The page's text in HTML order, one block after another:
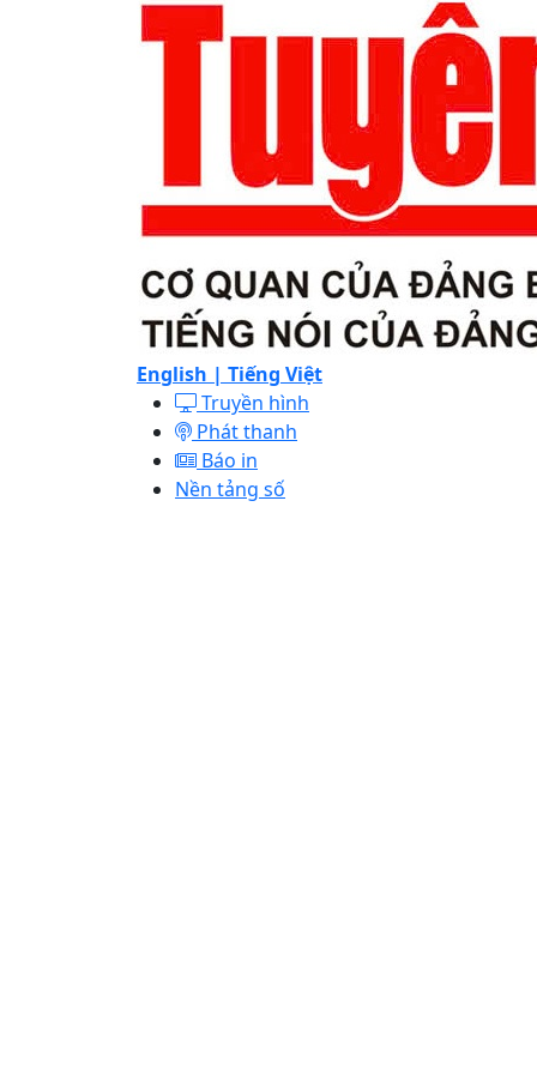
English | Tiếng Việt
Truyền hình
Phát thanh
Báo in
Nền tảng số